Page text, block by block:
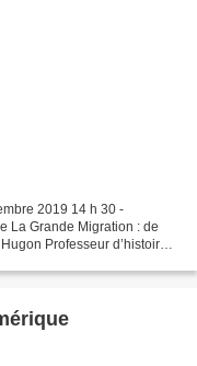
2019 14 h 30 -
La Grande Migration : de
Professeur d’histoire